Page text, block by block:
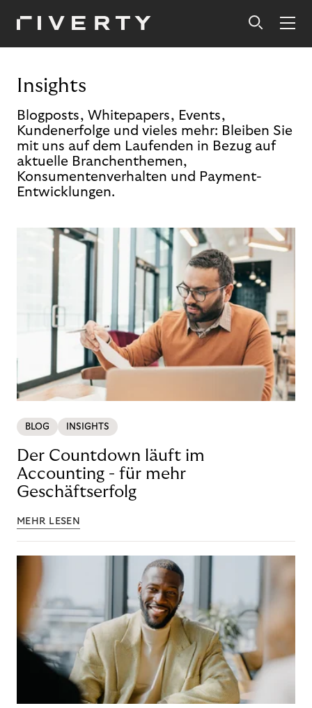
Insights
Blogposts, Whitepapers, Events,
Kundenerfolge und vieles mehr: Bleiben Sie
mit uns auf dem Laufenden in Bezug auf
aktuelle Branchenthemen,
Konsumentenverhalten und Payment-
Entwicklungen.
BLOG INSIGHTS
Der Countdown läuft im
Accounting - für mehr
Geschäftserfolg
MEHR LESEN